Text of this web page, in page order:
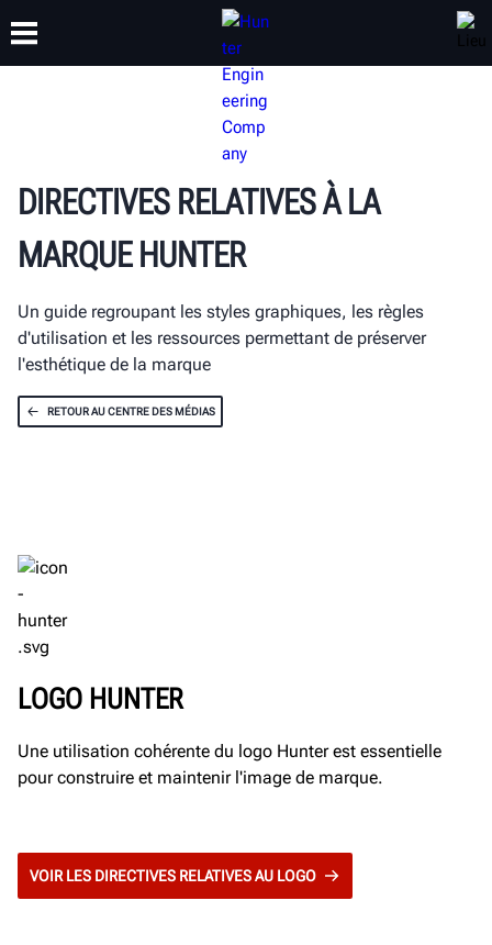
FORMATION
DIRECTIVES RELATIVES À LA
MARQUE HUNTER
Un guide regroupant les styles graphiques, les règles
d'utilisation et les ressources permettant de préserver
l'esthétique de la marque
RETOUR AU CENTRE DES MÉDIAS
LOGO HUNTER
Une utilisation cohérente du logo Hunter est essentielle
pour construire et maintenir l'image de marque.
VOIR LES DIRECTIVES RELATIVES AU LOGO